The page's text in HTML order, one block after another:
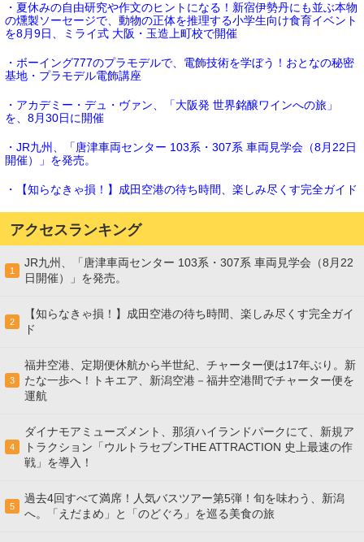
・夏休みの自由研究や作文のヒントになる！新宿伊勢丹にも並ぶ本物
の燻製ソーセージで、動物の正体を推理する小学生向け食育イベント
を8月9日、ミライ式 大阪・玉造上町校で開催
・ボーイング777のプラモデルで、電飾技術を学ぼう！おとなの秘密
基地・プラモデル電飾講座
・アカデミー・デュ・ヴァン、「大阪発 世界銘醸ワインへの旅」
を、8月30日に開催
・JR九州、「唐津車両センター 103系・307系 車両見学会（8月22日
開催）」を発売。
・【知らなきゃ損！】成田空港の待ち時間、楽しみ尽くす完全ガイド
アクセスランキング
1
JR九州、「唐津車両センター 103系・307系 車両見学会（8月22
日開催）」を発売。
2
【知らなきゃ損！】成田空港の待ち時間、楽しみ尽くす完全ガイ
ド
3
福井空港、定期便休航から半世紀、チャーター便は17年ぶり。新
たな一歩へ！トキエア、新潟空港－福井空港間でチャーター便を
運航
4
ダイナモアミューズメント、那須ハイランドパークにて、新規ア
トラクション「ウルトラセブンTHE ATTRACTION 史上最速の作
戦」を導入！
5
過去4回すべて満席！人気バスツアー第5弾！旬を味わう、新潟
へ。「えだまめ」と「のどぐろ」を巡る美食の旅